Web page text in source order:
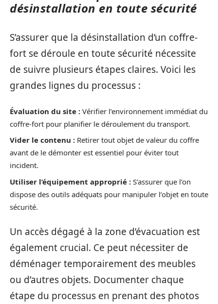
désinstallation en toute sécurité
S’assurer que la désinstallation d’un coffre-
fort se déroule en toute sécurité nécessite
de suivre plusieurs étapes claires. Voici les
grandes lignes du processus :
Évaluation du site : Vérifier l’environnement immédiat du
coffre-fort pour planifier le déroulement du transport.
Vider le contenu : Retirer tout objet de valeur du coffre
avant de le démonter est essentiel pour éviter tout
incident.
Utiliser l’équipement approprié : S’assurer que l’on
dispose des outils adéquats pour manipuler l’objet en toute
sécurité.
Un accès dégagé à la zone d’évacuation est
également crucial. Ce peut nécessiter de
déménager temporairement des meubles
ou d’autres objets. Documenter chaque
étape du processus en prenant des photos